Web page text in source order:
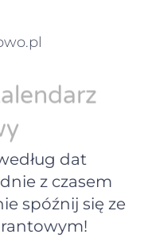
dat
z czasem
spóźnij się ze